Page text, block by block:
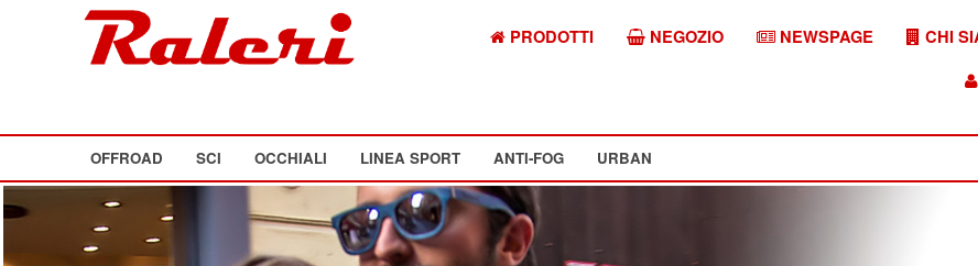
PRODOTTI NEGOZIO NEWSPAGE CHI
OFFROAD SCI OCCHIALI LINEA SPORT ANTI-FOG URBAN